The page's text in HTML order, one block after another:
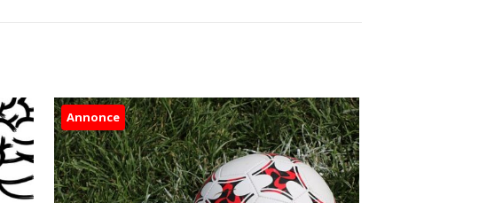
Annonce